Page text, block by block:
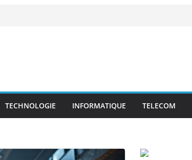
TECHNOLOGIE INFORMATIQUE TELECOM